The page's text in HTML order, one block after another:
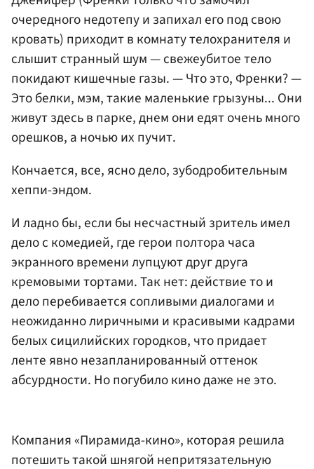
очередного недотепу и запихал его под свою
кровать) приходит в комнату телохранителя и
слышит странный шум — свежеубитое тело
покидают кишечные газы. — Что это, Френки? —
Это белки, мэм, такие маленькие грызуны... Они
живут здесь в парке, днем они едят очень много
орешков, а ночью их пучит.
Кончается, все, ясно дело, зубодробительным
хеппи-эндом.
И ладно бы, если бы несчастный зритель имел
дело с комедией, где герои полтора часа
экранного времени лупцуют друг друга
кремовыми тортами. Так нет: действие то и
дело перебивается сопливыми диалогами и
неожиданно лиричными и красивыми кадрами
белых сицилийских городков, что придает
ленте явно незапланированный оттенок
абсурдности. Но погубило кино даже не это.
Компания «Пирамида-кино», которая решила
потешить такой шнягой непритязательную